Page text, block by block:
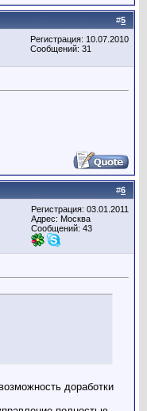
#5
Регистрация: 10.07.2010
Сообщений: 31
#6
Регистрация: 03.01.2011
Адрес: Москва
Сообщений: 43
доработки